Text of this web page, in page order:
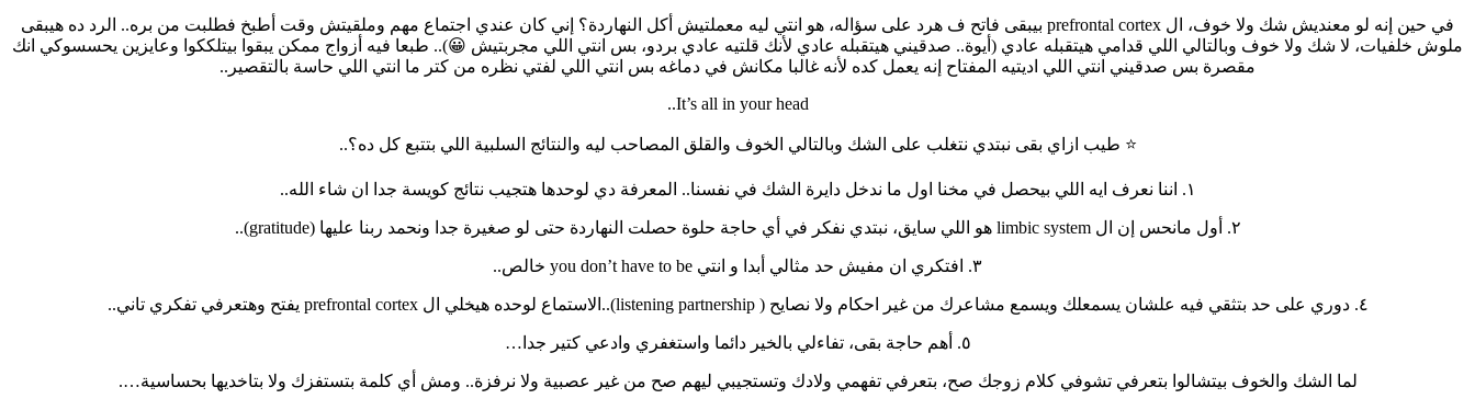
في حين إنه لو معنديش شك ولا خوف، ال prefrontal cortex بيبقى فاتح ف هرد على سؤاله، هو انتي ليه معملتيش أكل النهاردة؟ إني كان عندي اجتماع مهم وملقيتش وقت أطبخ فطلبت من بره.. الرد ده هيبقى
ملوش خلفيات، لا شك ولا خوف وبالتالي اللي قدامي هيتقبله عادي (أيوة.. صدقيني هيتقبله عادي لأنك قلتيه عادي بردو، بس انتي اللي مجربتيش 😀).. طبعا فيه أزواج ممكن يبقوا بيتلككوا وعايزين يحسسوكي انك
مقصرة بس صدقيني انتي اللي اديتيه المفتاح إنه يعمل كده لأنه غالبا مكانش في دماغه بس انتي اللي لفتي نظره من كتر ما انتي اللي حاسة بالتقصير..
It’s all in your head..
⭐ طيب ازاي بقى نبتدي نتغلب على الشك وبالتالي الخوف والقلق المصاحب ليه والنتائج السلبية اللي بتتبع كل ده؟..
١. اننا نعرف ايه اللي بيحصل في مخنا اول ما ندخل دايرة الشك في نفسنا.. المعرفة دي لوحدها هتجيب نتائج كويسة جدا ان شاء الله..
٢. أول مانحس إن ال limbic system هو اللي سايق، نبتدي نفكر في أي حاجة حلوة حصلت النهاردة حتى لو صغيرة جدا ونحمد ربنا عليها (gratitude)..
٣. افتكري ان مفيش حد مثالي أبدا و انتي you don’t have to be خالص..
٤. دوري على حد بتثقي فيه علشان يسمعلك ويسمع مشاعرك من غير احكام ولا نصايح ( listening partnership)..الاستماع لوحده هيخلي ال prefrontal cortex يفتح وهتعرفي تفكري تاني..
٥. أهم حاجة بقى، تفاءلي بالخير دائما واستغفري وادعي كتير جدا…
لما الشك والخوف بيتشالوا بتعرفي تشوفي كلام زوجك صح، بتعرفي تفهمي ولادك وتستجيبي ليهم صح من غير عصبية ولا نرفزة.. ومش أي كلمة بتستفزك ولا بتاخديها بحساسية….